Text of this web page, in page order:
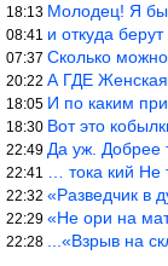
18:13 Молодец! Я бы
08:41 и откуда
07:37 Сколько
20:22 А ГДЕ
18:05 И по каким
18:30 Вот это
22:49 Да уж. Добрее
22:41 … тока кий Не
22:32 «Разведчик в
22:29 «Не ори на
22:28 ...«Взрыв на